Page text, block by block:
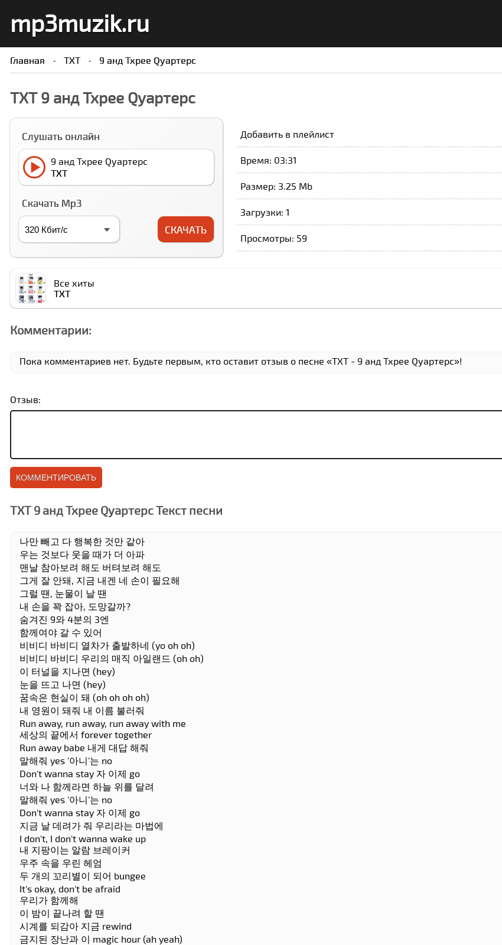
mp3muzik.ru
Главная ТXТ 9 анд Тхрее Qуартерс
ТXТ 9 анд Тхрее Qуартерс
Слушать онлайн
9 анд Тхрее Qуартерс
ТXТ
Скачать Mp3
СКАЧАТЬ
Добавить в плейлист
Время: 03:31
Размер: 3.25 Mb
Загрузки: 1
Просмотры: 59
Все хиты
ТXТ
Комментарии:
Пока комментариев нет. Будьте первым, кто оставит отзыв о песне «ТXТ - 9 анд Тхрее Qуартерс»!
Отзыв:
ТXТ 9 анд Тхрее Qуартерс Текст песни
나만 빼고 다 행복한 것만 같아
우는 것보다 웃을 때가 더 아파
맨날 참아보려 해도 버텨보려 해도
그게 잘 안돼, 지금 내겐 네 손이 필요해
그럴 땐, 눈물이 날 땐
내 손을 꽉 잡아, 도망갈까?
숨겨진 9와 4분의 3엔
함께여야 갈 수 있어
비비디 바비디 열차가 출발하네 (yo oh oh)
비비디 바비디 우리의 매직 아일랜드 (oh oh)
이 터널을 지나면 (hey)
눈을 뜨고 나면 (hey)
꿈속은 현실이 돼 (oh oh oh oh)
내 영원이 돼줘 내 이름 불러줘
Run away, run away, run away with me
세상의 끝에서 forever together
Run away babe 내게 대답 해줘
말해줘 yes '아니'는 no
Don't wanna stay 자 이제 go
너와 나 함께라면 하늘 위를 달려
말해줘 yes '아니'는 no
Don't wanna stay 자 이제 go
지금 날 데려가 줘 우리라는 마법에
I don't, I don't wanna wake up
내 지팡이는 알람 브레이커
우주 속을 우린 헤엄
두 개의 꼬리별이 되어 bungee
It's okay, don't be afraid
우리가 함께해
이 밤이 끝나려 할 땐
시계를 되감아 지금 rewind
금지된 장난과 이 magic hour (ah yeah)